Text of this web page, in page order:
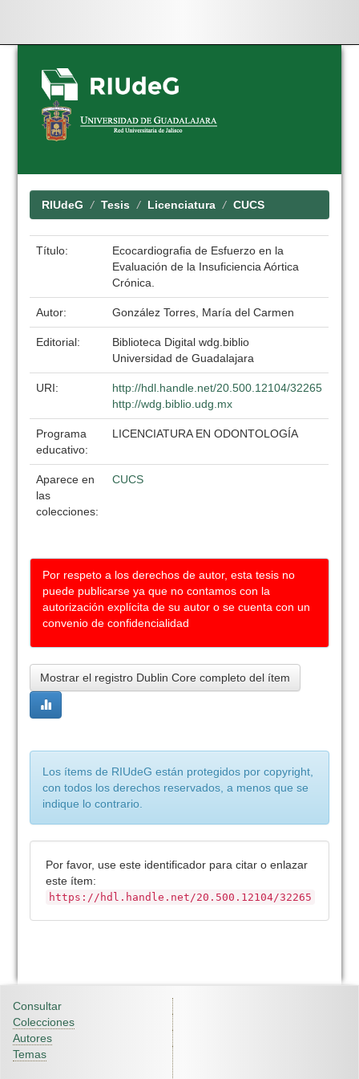
Skip
navigation
RIUdeG Tesis Licenciatura CUCS
Título:
Ecocardiografia de Esfuerzo en la
Evaluación de la Insuficiencia Aórtica
Crónica.
Autor: González Torres, María del Carmen
Editorial:
Biblioteca Digital wdg.biblio
Universidad de Guadalajara
URI:
http://hdl.handle.net/20.500.12104/32265
http://wdg.biblio.udg.mx
Programa
educativo:
LICENCIATURA EN ODONTOLOGÍA
Aparece en
las
colecciones:
CUCS
Por respeto a los derechos de autor, esta tesis no
puede publicarse ya que no contamos con la
autorización explícita de su autor o se cuenta con un
convenio de confidencialidad
Mostrar el registro Dublin Core completo del ítem
Los ítems de RIUdeG están protegidos por copyright,
con todos los derechos reservados, a menos que se
indique lo contrario.
Por favor, use este identificador para citar o enlazar
este ítem:
https://hdl.handle.net/20.500.12104/32265
Consultar
Colecciones
Autores
Temas